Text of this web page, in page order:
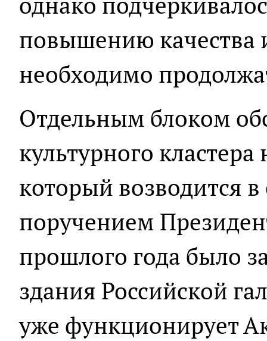
повышению качества
необходимо
Отдельным блоком
культурного
который возводится в
поручением
прошлого года было
здания Российской
уже функционирует